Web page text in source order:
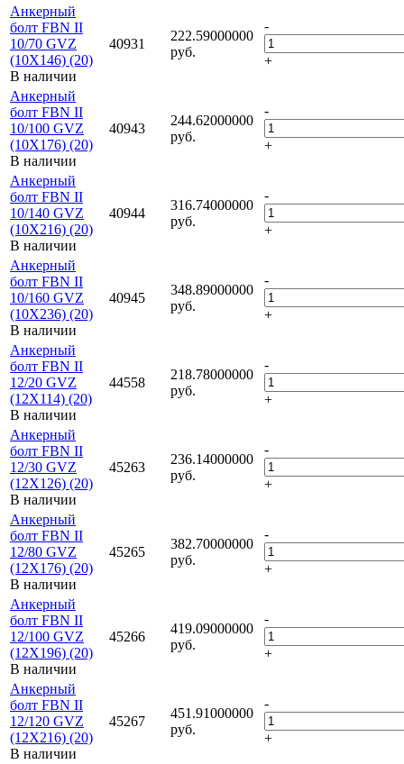
Анкерный
болт FBN II
10/70 GVZ
(10X146) (20)
В наличии
40931
222.59000000
руб.
-
+
Анкерный
болт FBN II
10/100 GVZ
(10X176) (20)
В наличии
40943
244.62000000
руб.
-
+
Анкерный
болт FBN II
10/140 GVZ
(10X216) (20)
В наличии
40944
316.74000000
руб.
-
+
Анкерный
болт FBN II
10/160 GVZ
(10X236) (20)
В наличии
40945
348.89000000
руб.
-
+
Анкерный
болт FBN II
12/20 GVZ
(12X114) (20)
В наличии
44558
218.78000000
руб.
-
+
Анкерный
болт FBN II
12/30 GVZ
(12X126) (20)
В наличии
45263
236.14000000
руб.
-
+
Анкерный
болт FBN II
12/80 GVZ
(12X176) (20)
В наличии
45265
382.70000000
руб.
-
+
Анкерный
болт FBN II
12/100 GVZ
(12X196) (20)
В наличии
45266
419.09000000
руб.
-
+
Анкерный
болт FBN II
12/120 GVZ
(12X216) (20)
В наличии
45267
451.91000000
руб.
-
+